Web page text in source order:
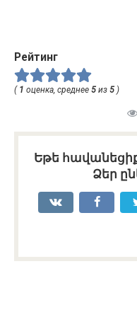
Рейтинг
( 1 оценка, среднее 5 из 5 )
Եթե
Ձեր